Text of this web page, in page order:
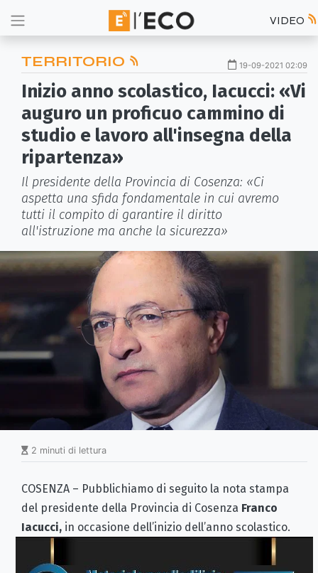
VIDEO
TERRITORIO 19-09-2021 02:09
Inizio anno scolastico, Iacucci: «Vi
auguro un proficuo cammino di
studio e lavoro all'insegna della
ripartenza»
Il presidente della Provincia di Cosenza: «Ci
aspetta una sfida fondamentale in cui avremo
tutti il compito di garantire il diritto
all'istruzione ma anche la sicurezza»
2 minuti di lettura
COSENZA – Pubblichiamo di seguito la nota stampa
del presidente della Provincia di Cosenza Franco
Iacucci, in occasione dell’inizio dell’anno scolastico.